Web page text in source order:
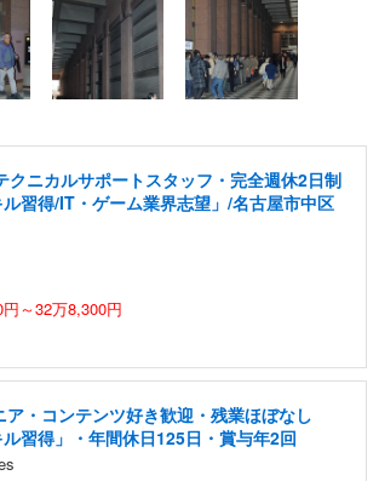
クニカルサポートスタッフ・完全週休2日制
ル習得/IT・ゲーム業界志望」/名古屋市中区
～32万8,300円
・コンテンツ好き歓迎・残業ほぼなし
ル習得」・年間休日125日・賞与年2回